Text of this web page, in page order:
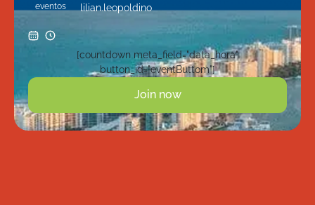
eventos lilian.leopoldino
[countdown meta_field="data_hora"
button_id="eventButtom"]
Join now